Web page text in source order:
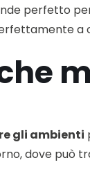
perfetto
gli ambienti
dove